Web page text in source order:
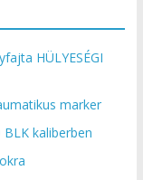
HÜLYESÉGI
marker
BLK kaliberben